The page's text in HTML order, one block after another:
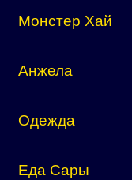
Монстер Хай
Анжела
Одежда
Еда Сары